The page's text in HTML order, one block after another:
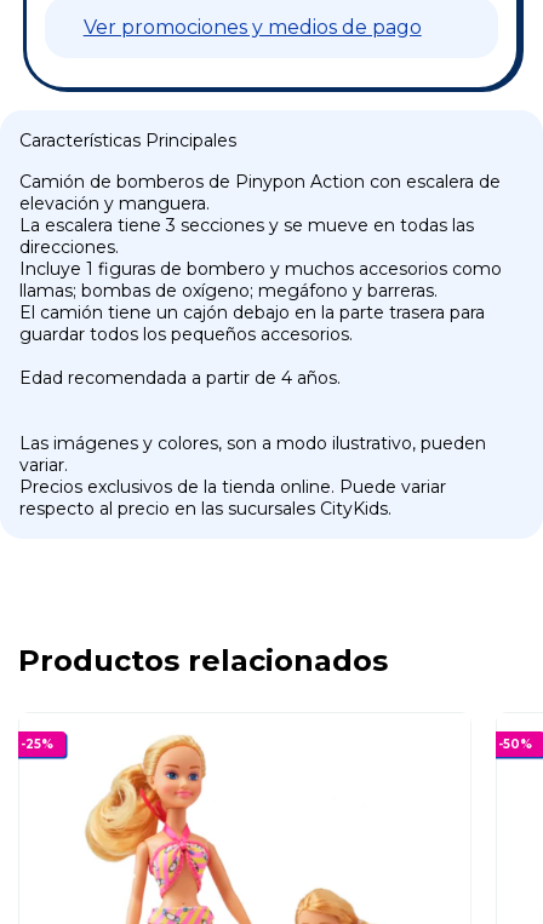
Ver promociones y medios de pago
Características Principales
Camión de bomberos de Pinypon Action con escalera de
elevación y manguera.
La escalera tiene 3 secciones y se mueve en todas las
direcciones.
Incluye 1 figuras de bombero y muchos accesorios como
llamas; bombas de oxígeno; megáfono y barreras.
El camión tiene un cajón debajo en la parte trasera para
guardar todos los pequeños accesorios.
Edad recomendada a partir de 4 años.
Las imágenes y colores, son a modo ilustrativo, pueden
variar.
Precios exclusivos de la tienda online. Puede variar
respecto al precio en las sucursales CityKids.
Productos relacionados
-25% -50%